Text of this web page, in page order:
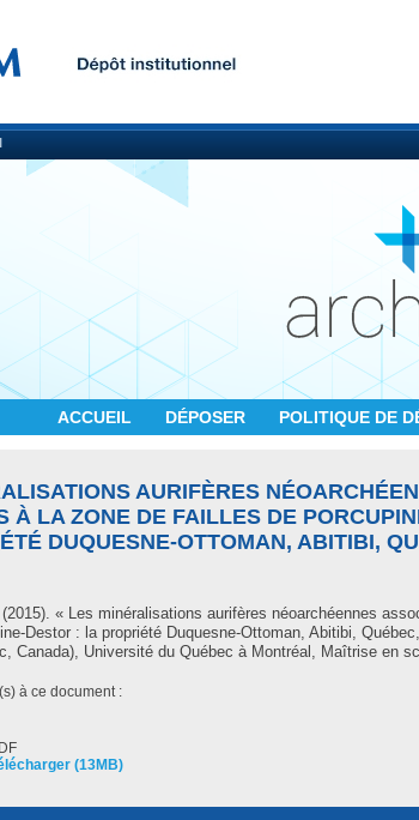
ACCUEIL DÉPOSER POLITIQUE DE
AURIFÈRES
À LA ZONE DE FAILLES DE
DUQUESNE-OTTOMAN, ABITIBI,
« Les minéralisations aurifères néoarchéennes
Destor : la propriété Duquesne-Ottoman, Abitibi,
Canada), Université du Québec à Montréal, Maîtrise en
à ce document :
(13MB)